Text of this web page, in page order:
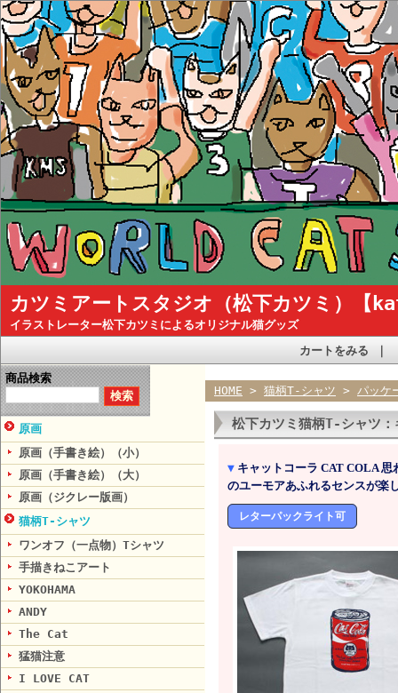
カツミアートスタジオ（松下カツミ）
イラストレーター松下カツミによるオリジナル猫グッズ
カートをみる
商品検索
原画
原画（手書き絵）（小）
原画（手書き絵）（大）
原画（ジクレー版画）
猫柄T-シャツ
ワンオフ（一点物）Tシャツ
手描きねこアート
YOKOHAMA
ANDY
The Cat
猛猫注意
I LOVE CAT
HOME > 猫柄T-シャツ > パッケ
松下カツミ猫柄T-シャツ
▼ キャットコーラ CAT COLA
のユーモアあふれるセンスが楽
レターパックライト可